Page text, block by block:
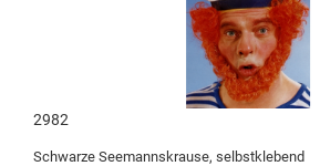
2982
Schwarze Seemannskrause, selbstklebend